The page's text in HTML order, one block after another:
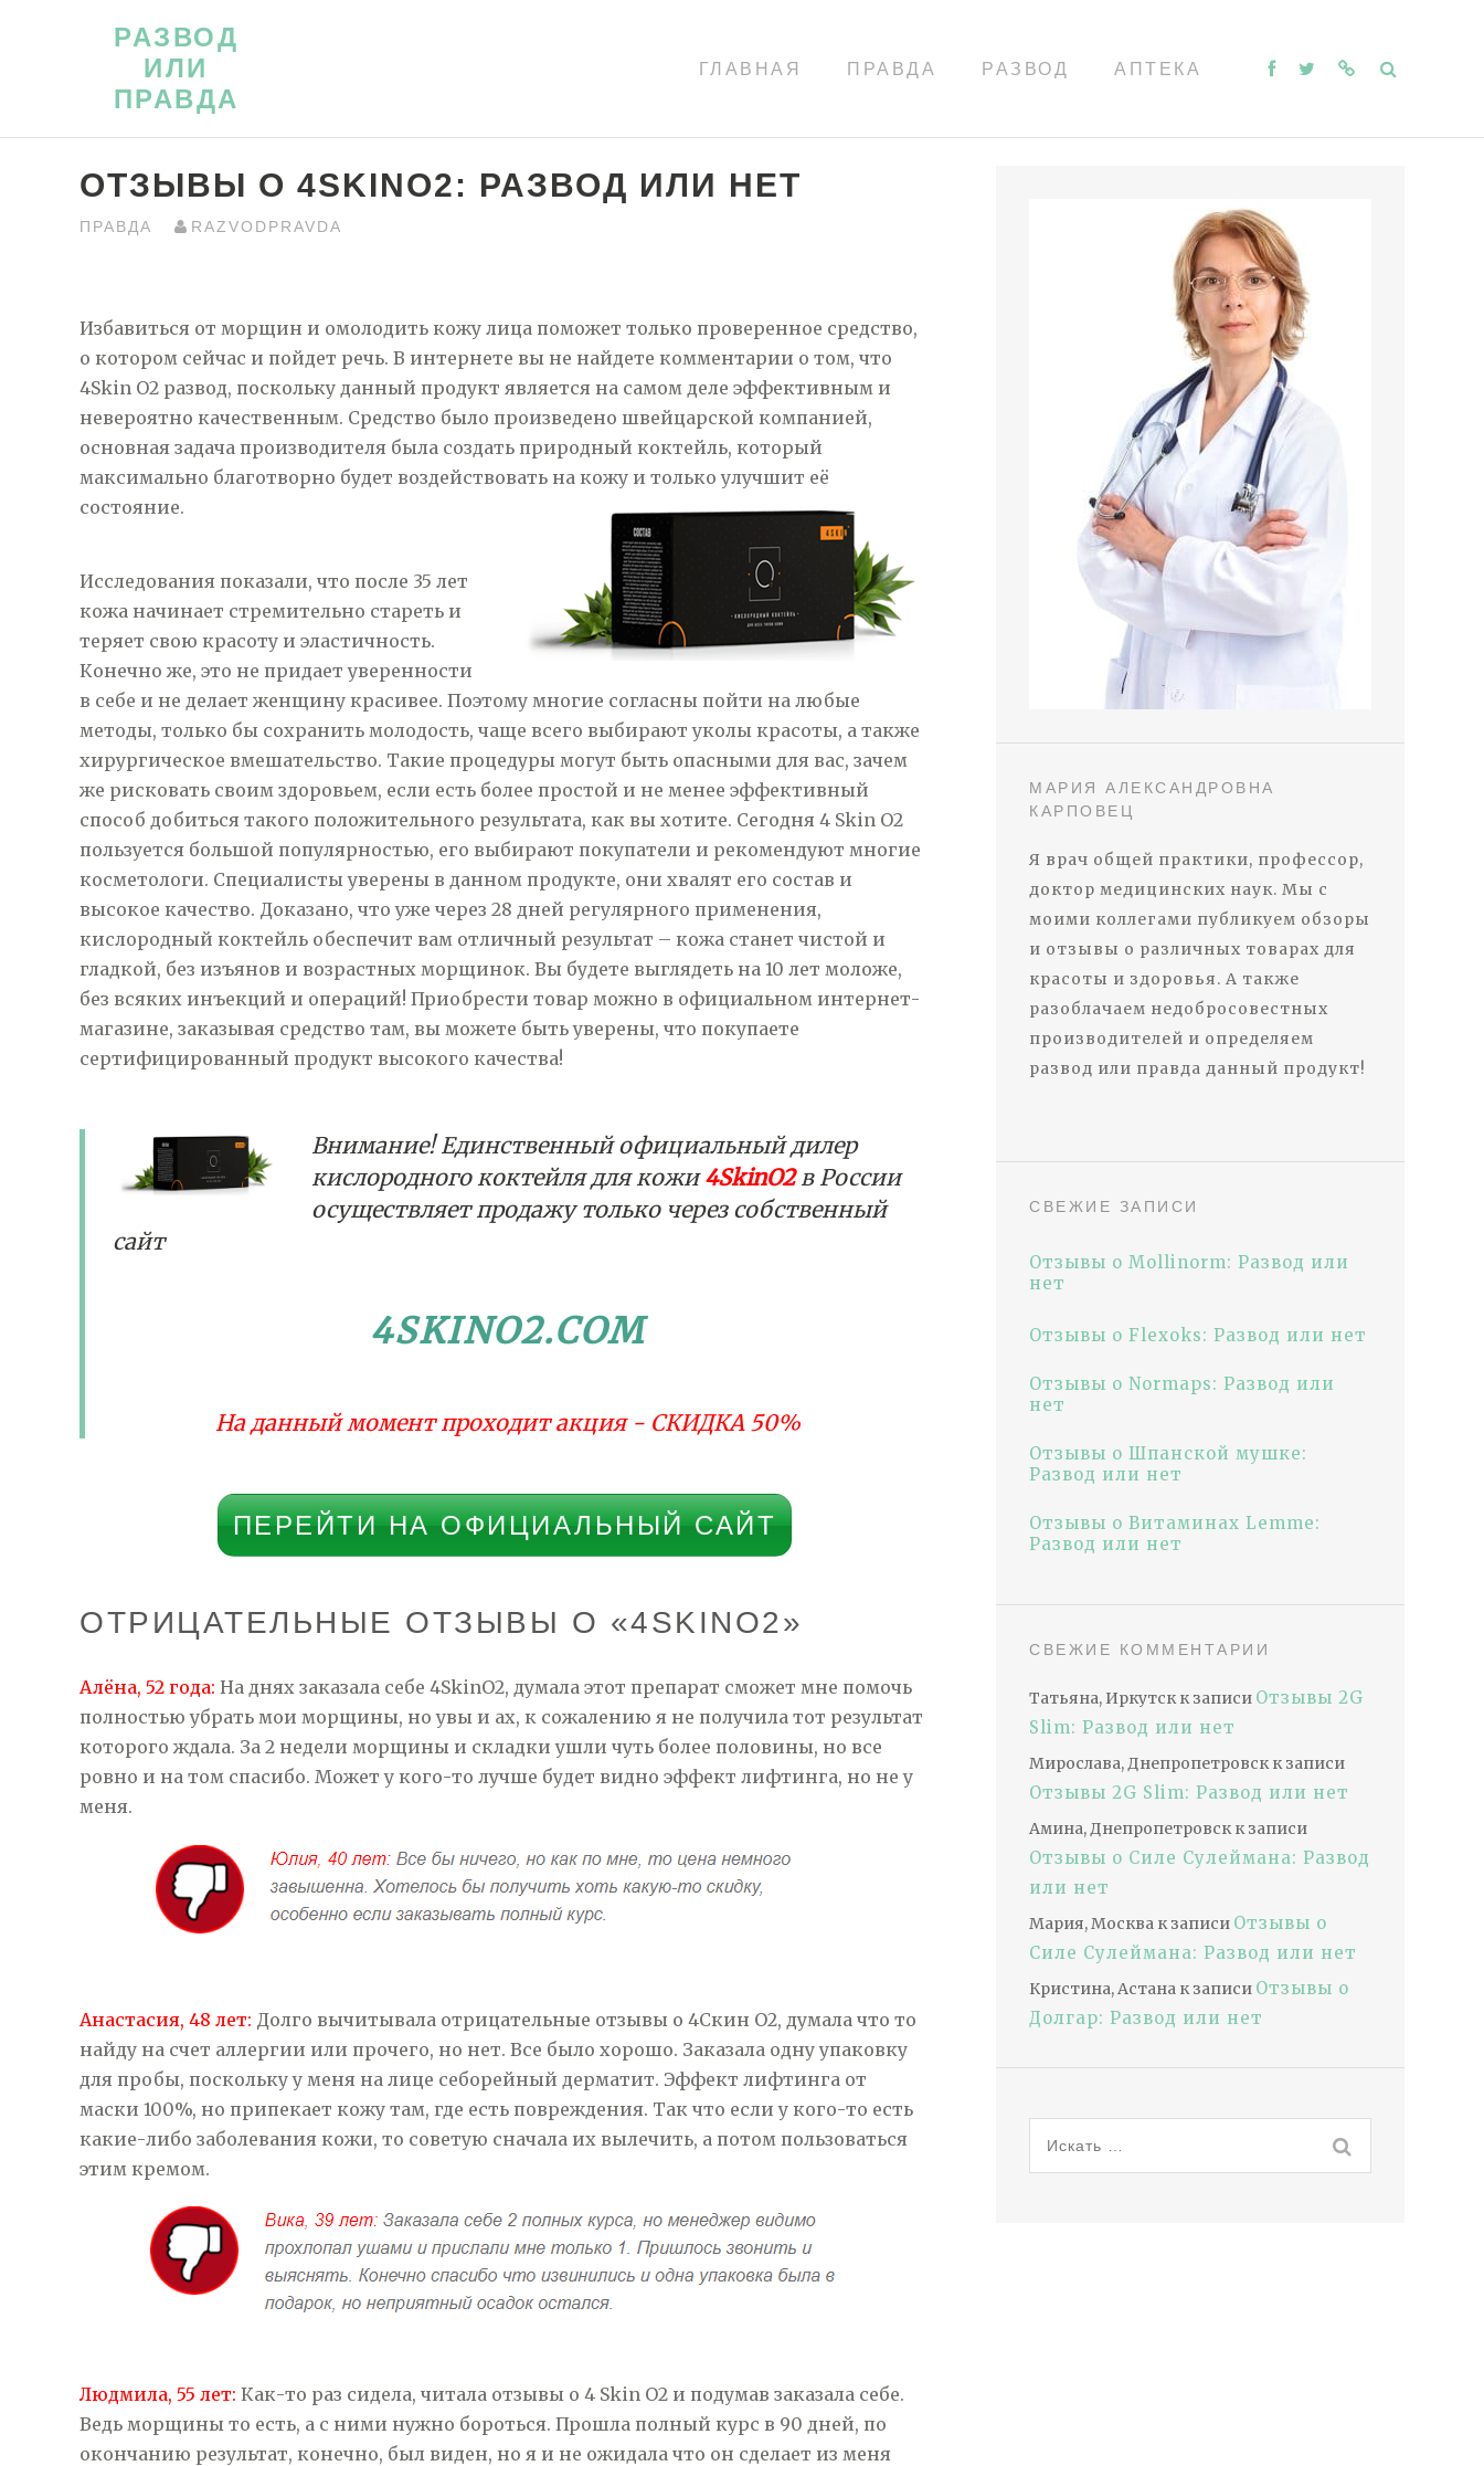
РАЗВОД
ИЛИ
ПРАВДА
ГЛАВНАЯ ПРАВДА РАЗВОД АПТЕКА
ОТЗЫВЫ О 4SKINO2: РАЗВОД ИЛИ НЕТ
ПРАВДА RAZVODPRAVDA
Избавиться от морщин и омолодить кожу лица поможет только проверенное средство,
о котором сейчас и пойдет речь. В интернете вы не найдете комментарии о том, что
4Skin O2 развод, поскольку данный продукт является на самом деле эффективным и
невероятно качественным. Средство было произведено швейцарской компанией,
основная задача производителя была создать природный коктейль, который
максимально благотворно будет воздействовать на кожу и только улучшит её
состояние.
Исследования показали, что после 35 лет
кожа начинает стремительно стареть и
теряет свою красоту и эластичность.
Конечно же, это не придает уверенности
в себе и не делает женщину красивее. Поэтому многие согласны пойти на любые
методы, только бы сохранить молодость, чаще всего выбирают уколы красоты, а также
хирургическое вмешательство. Такие процедуры могут быть опасными для вас, зачем
же рисковать своим здоровьем, если есть более простой и не менее эффективный
способ добиться такого положительного результата, как вы хотите. Сегодня 4 Skin O2
пользуется большой популярностью, его выбирают покупатели и рекомендуют многие
косметологи. Специалисты уверены в данном продукте, они хвалят его состав и
высокое качество. Доказано, что уже через 28 дней регулярного применения,
кислородный коктейль обеспечит вам отличный результат – кожа станет чистой и
гладкой, без изъянов и возрастных морщинок. Вы будете выглядеть на 10 лет моложе,
без всяких инъекций и операций! Приобрести товар можно в официальном интернет-
магазине, заказывая средство там, вы можете быть уверены, что покупаете
сертифицированный продукт высокого качества!
Внимание! Единственный официальный дилер
кислородного коктейля для кожи4SkinO2в России
осуществляет продажу только через собственный
сайт
4SKINO2.COM
На данный момент проходит акция - СКИДКА 50%
ПЕРЕЙТИ НА ОФИЦИАЛЬНЫЙ САЙТ
ОТРИЦАТЕЛЬНЫЕ ОТЗЫВЫ О «4SKINO2»
Алёна, 52 года: На днях заказала себе 4SkinO2, думала этот препарат сможет мне помочь
полностью убрать мои морщины, но увы и ах, к сожалению я не получила тот результат
которого ждала. За 2 недели морщины и складки ушли чуть более половины, но все
ровно и на том спасибо. Может у кого-то лучше будет видно эффект лифтинга, но не у
меня.
Анастасия, 48 лет: Долго вычитывала отрицательные отзывы о 4Скин О2, думала что то
найду на счет аллергии или прочего, но нет. Все было хорошо. Заказала одну упаковку
для пробы, поскольку у меня на лице себорейный дерматит. Эффект лифтинга от
маски 100%, но припекает кожу там, где есть повреждения. Так что если у кого-то есть
какие-либо заболевания кожи, то советую сначала их вылечить, а потом пользоваться
этим кремом.
Людмила, 55 лет: Как-то раз сидела, читала отзывы о 4 Skin O2 и подумав заказала себе.
Ведь морщины то есть, а с ними нужно бороться. Прошла полный курс в 90 дней, по
окончанию результат, конечно, был виден, но я и не ожидала что он сделает из меня
МАРИЯ АЛЕКСАНДРОВНА
КАРПОВЕЦ
Я врач общей практики, профессор,
доктор медицинских наук. Мы с
моими коллегами публикуем обзоры
и отзывы о различных товарах для
красоты и здоровья. А также
разоблачаем недобросовестных
производителей и определяем
развод или правда данный продукт!
СВЕЖИЕ ЗАПИСИ
Отзывы о Mollinorm: Развод или
нет
Отзывы о Flexoks: Развод или нет
Отзывы о Normaps: Развод или
нет
Отзывы о Шпанской мушке:
Развод или нет
Отзывы о Витаминах Lemme:
Развод или нет
СВЕЖИЕ КОММЕНТАРИИ
Татьяна, Иркутскк записи Отзывы 2G
Slim: Развод или нет
Мирослава, Днепропетровскк записи
Отзывы 2G Slim: Развод или нет
Амина, Днепропетровскк записи
Отзывы о Силе Сулеймана: Развод
или нет
Мария, Москва к записи Отзывы о
Силе Сулеймана: Развод или нет
Кристина, Астана к записи Отзывы о
Долгар: Развод или нет